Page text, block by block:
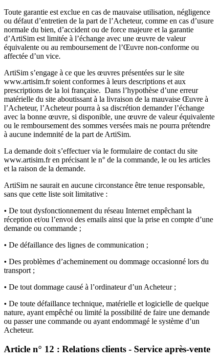
Toute garantie est exclue en cas de mauvaise utilisation, négligence
ou défaut d’entretien de la part de l’Acheteur, comme en cas d’usure
normale du bien, d’accident ou de force majeure et la garantie
d’ArtiSim est limitée à l’échange avec une œuvre de valeur
équivalente ou au remboursement de l’Œuvre non-conforme ou
affectée d’un vice.
ArtiSim s’engage à ce que les œuvres présentées sur le site
www.artisim.fr soient conformes à leurs descriptions et aux
prescriptions de la loi française. Dans l’hypothèse d’une erreur
matérielle du site aboutissant à la livraison de la mauvaise Œuvre à
l’Acheteur, l’Acheteur pourra à sa discrétion demander l’échange
avec la bonne œuvre, si disponible, une œuvre de valeur équivalente
ou le remboursement des sommes versées mais ne pourra prétendre
à aucune indemnité de la part de ArtiSim.
La demande doit s’effectuer via le formulaire de contact du site
www.artisim.fr en précisant le n° de la commande, le ou les articles
et la raison de la demande.
ArtiSim ne saurait en aucune circonstance être tenue responsable,
sans que cette liste soit limitative :
• De tout dysfonctionnement du réseau Internet empêchant la
réception et/ou l’envoi des emails ainsi que la prise en compte d’une
demande ou commande ;
• De défaillance des lignes de communication ;
• Des problèmes d’acheminement ou dommage occasionné lors du
transport ;
• De tout dommage causé à l’ordinateur d’un Acheteur ;
• De toute défaillance technique, matérielle et logicielle de quelque
nature, ayant empêché ou limité la possibilité de faire une demande
ou passer une commande ou ayant endommagé le système d’un
Acheteur.
Article n° 12 : Relations clients - Service après-vente